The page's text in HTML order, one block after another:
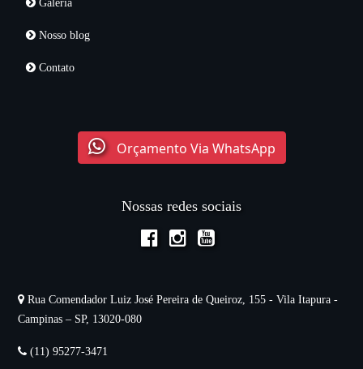
Galeria
Nosso blog
Contato
Orçamento Via WhatsApp
Nossas redes sociais
Rua Comendador Luiz José Pereira de Queiroz, 155 - Vila Itapura -
Campinas – SP, 13020-080
(11) 95277-3471